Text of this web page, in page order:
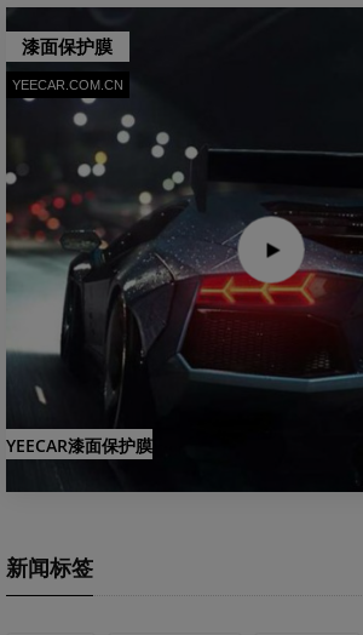
漆面保护膜
YEECAR.COM.CN
YEECAR漆面保护膜
新闻标签